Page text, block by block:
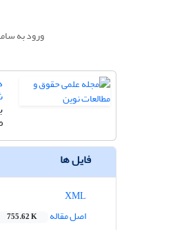
ورود به
فایل ها
اصل مقاله
755.62 K